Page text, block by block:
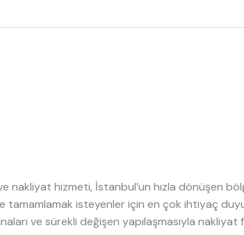
hizmeti, İstanbul’un hızla dönüşen
tamamlamak isteyenler için en çok ihtiyaç
ve sürekli değişen yapılaşmasıyla